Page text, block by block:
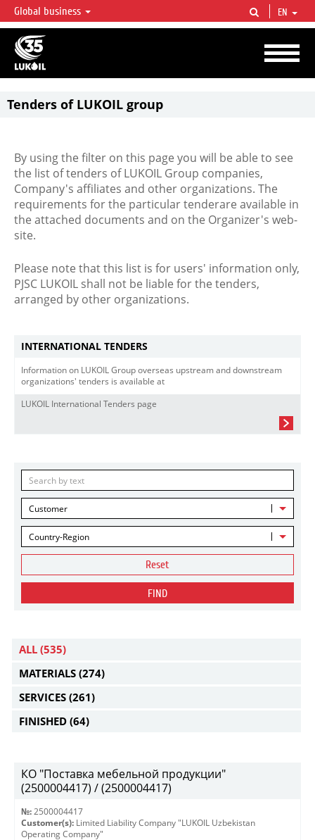
LUKOIL OVERVIEW
LUKOIL is one of the largest oil & gas vertical integrated companies in the world
accounting for over 2% of crude production and circa 1% of proved hydrocarbon
reserves globally.
Global business EN
Tenders of LUKOIL group
By using the filter on this page you will be able to see
the list of tenders of LUKOIL Group companies,
Company's affiliates and other organizations. The
requirements for the particular tenderare available in
the attached documents and on the Organizer's web-
site.
Please note that this list is for users' information only,
PJSC LUKOIL shall not be liable for the tenders,
arranged by other organizations.
INTERNATIONAL TENDERS
Information on LUKOIL Group overseas upstream and downstream
organizations' tenders is available at
LUKOIL International Tenders page
Customer
Country-Region
Reset
FIND
ALL (535)
MATERIALS (274)
SERVICES (261)
FINISHED (64)
КО "Поставка мебельной продукции"
(2500004417) / (2500004417)
№: 2500004417
Customer(s): Limited Liability Company "LUKOIL Uzbekistan
Operating Company"